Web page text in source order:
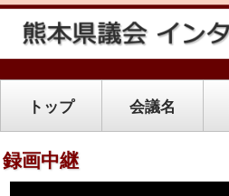
トップ 会議名
録画中継